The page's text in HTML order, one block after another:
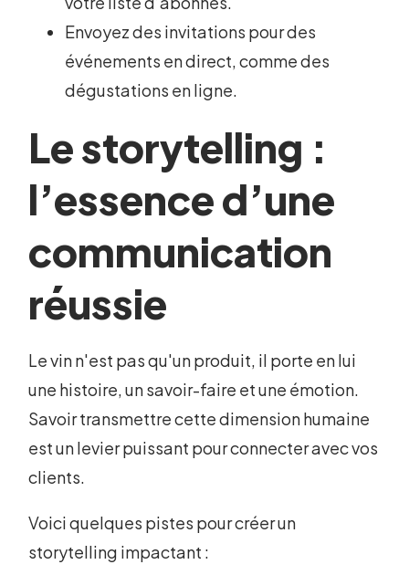
Envoyez des invitations pour des
événements en direct, comme des
dégustations en ligne.
Le storytelling :
l’essence d’une
communication
réussie
Le vin n'est pas qu'un produit, il porte en lui
une histoire, un savoir-faire et une émotion.
Savoir transmettre cette dimension humaine
est un levier puissant pour connecter avec vos
clients.
Voici quelques pistes pour créer un
storytelling impactant :